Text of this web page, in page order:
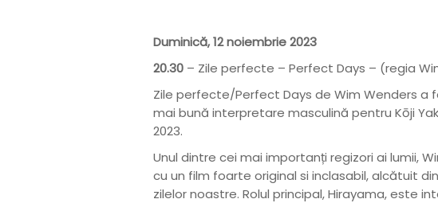
Duminică, 12 noiembrie 2023
20.30 – Zile perfecte – Perfect Days – (regia Wim
Zile perfecte/Perfect Days de Wim Wenders
mai bună interpretare masculină pentru Kōji
2023.
Unul dintre cei mai importanți regizori ai lumii,
cu un film foarte original si inclasabil, alcătuit
zilelor noastre. Rolul principal, Hirayama, este